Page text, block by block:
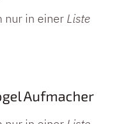
nur in einer Liste
Aufmacher